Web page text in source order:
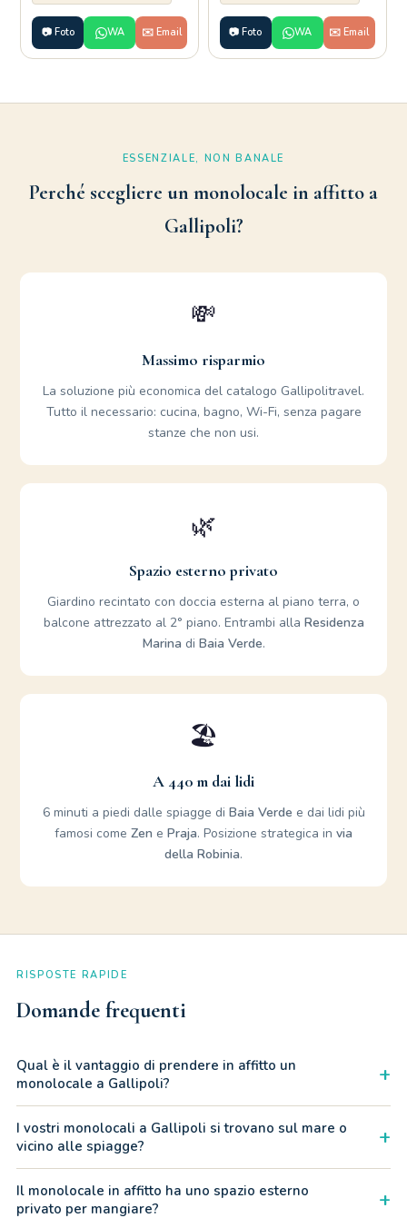
📷 Foto WA ✉️ Email 📷 Foto WA ✉️ Email
ESSENZIALE, NON BANALE
Perché scegliere un monolocale in affitto a
Gallipoli?
💸
Massimo risparmio
La soluzione più economica del catalogo Gallipolitravel.
Tutto il necessario: cucina, bagno, Wi-Fi, senza pagare
stanze che non usi.
🌿
Spazio esterno privato
Giardino recintato con doccia esterna al piano terra, o
balcone attrezzato al 2° piano. Entrambi alla Residenza
Marina di Baia Verde.
🏖️
A 440 m dai lidi
6 minuti a piedi dalle spiagge di Baia Verde e dai lidi più
famosi come Zen e Praja. Posizione strategica in via
della Robinia.
RISPOSTE RAPIDE
Domande frequenti
Qual è il vantaggio di prendere in affitto un
monolocale a Gallipoli?
+
L'affitto di un monolocale a Gallipoli è la scelta ideale per
coppie o viaggiatori singoli che cercano praticità e risparmio.
Le nostre soluzioni alla Residenza Marina offrono un
ambiente compatto ma dotato di ogni comfort, perfetto per
I vostri monolocali a Gallipoli si trovano sul mare o
vicino alle spiagge?
+
I nostri monolocali a Gallipoli si trovano vicinissimi alle
spiagge, in una posizione davvero strategica. Distano infatti
Il monolocale in affitto ha uno spazio esterno
privato per mangiare?
+